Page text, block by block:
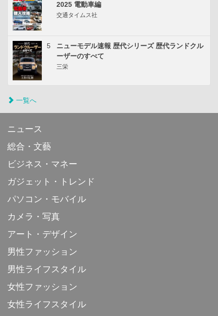
2025 電動車編
交通タイムス社
5
ニューモデル速報 歴代シリーズ 歴代ランドクル
ーザーのすべて
三栄
一覧へ
ニュース
総合・文藝
ビジネス・マネー
ガジェット・トレンド
パソコン・モバイル
カメラ・写真
アート・デザイン
男性ファッション
男性ライフスタイル
女性ファッション
女性ライフスタイル